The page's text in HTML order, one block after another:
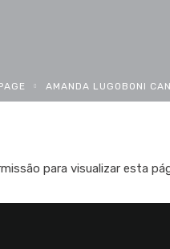
AMANDA LUGOBONI
para visualizar esta